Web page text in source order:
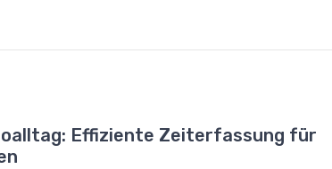
Effiziente Zeiterfassung für